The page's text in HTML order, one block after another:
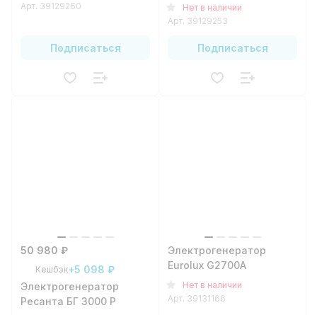
Арт. 39129260
Подписаться
Нет в наличии
Арт. 39129253
Подписаться
50 980 ₽
Кешбэк+5 098 ₽
Электрогенератор
Ресанта БГ 3000 Р
Электрогенератор
Eurolux G2700A
Нет в наличии
Арт. 39131166